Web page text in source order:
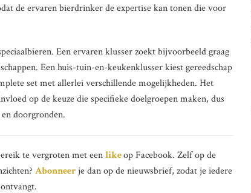
de ervaren bierdrinker de expertise kan tonen die voor
Een ervaren klusser zoekt bijvoorbeeld graag
Een huis-tuin-en-keukenklusser kiest gereedschap
set met allerlei verschillende mogelijkheden. Het
op de keuze die specifieke doelgroepen maken, dus
doorgronden.
te vergroten met eenlikeop Facebook. Zelf op de
Abonneerje dan op de nieuwsbrief, zodat je iedere